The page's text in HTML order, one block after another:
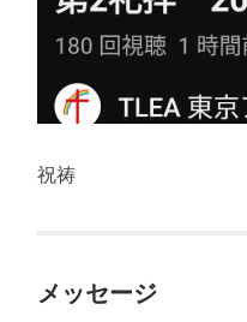
祝祷
メッセージ